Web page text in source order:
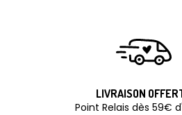
LIVRAISON
Point Relais dès 59€